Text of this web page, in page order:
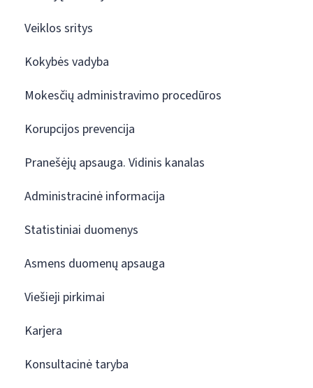
Veiklos sritys
Kokybės vadyba
Mokesčių administravimo procedūros
Korupcijos prevencija
Pranešėjų apsauga. Vidinis kanalas
Administracinė informacija
Statistiniai duomenys
Asmens duomenų apsauga
Viešieji pirkimai
Karjera
Konsultacinė taryba